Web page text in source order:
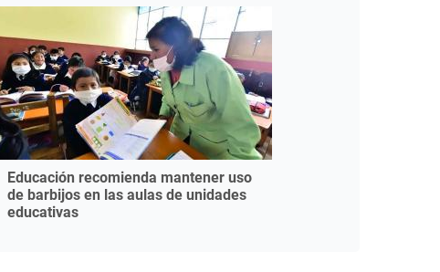
Educación recomienda mantener uso
de barbijos en las aulas de unidades
educativas